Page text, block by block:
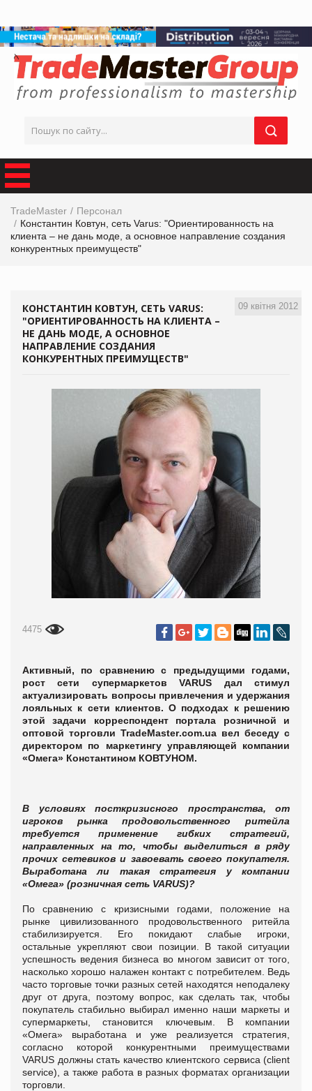
TradeMaster
Персонал
Константин Ковтун, сеть Varus: "Ориентированность на
клиента – не дань моде, а основное направление создания
конкурентных преимуществ"
09 квітня 2012
КОНСТАНТИН КОВТУН, СЕТЬ VARUS:
"ОРИЕНТИРОВАННОСТЬ НА КЛИЕНТА –
НЕ ДАНЬ МОДЕ, А ОСНОВНОЕ
НАПРАВЛЕНИЕ СОЗДАНИЯ
КОНКУРЕНТНЫХ ПРЕИМУЩЕСТВ"
4475
Активный, по сравнению с предыдущими годами,
рост сети супермаркетов VARUS дал стимул
актуализировать вопросы привлечения и удержания
лояльных к сети клиентов. О подходах к решению
этой задачи корреспондент портала розничной и
оптовой торговли TradeMaster.com.ua вел беседу с
директором по маркетингу управляющей компании
«Омега» Константином КОВТУНОМ.
В условиях посткризисного пространства, от
игроков рынка продовольственного ритейла
требуется применение гибких стратегий,
направленных на то, чтобы выделиться в ряду
прочих сетевиков и завоевать своего покупателя.
Выработана ли такая стратегия у компании
«Омега» (розничная сеть VARUS)?
По сравнению с кризисными годами, положение на
рынке цивилизованного продовольственного ритейла
стабилизируется. Его покидают слабые игроки,
остальные укрепляют свои позиции. В такой ситуации
успешность ведения бизнеса во многом зависит от того,
насколько хорошо налажен контакт с потребителем. Ведь
часто торговые точки разных сетей находятся неподалеку
друг от друга, поэтому вопрос, как сделать так, чтобы
покупатель стабильно выбирал именно наши маркеты и
супермаркеты, становится ключевым. В компании
«Омега» выработана и уже реализуется стратегия,
согласно которой конкурентными преимуществами
VARUS должны стать качество клиентского сервиса (client
service), а также работа в разных форматах организации
торговли.